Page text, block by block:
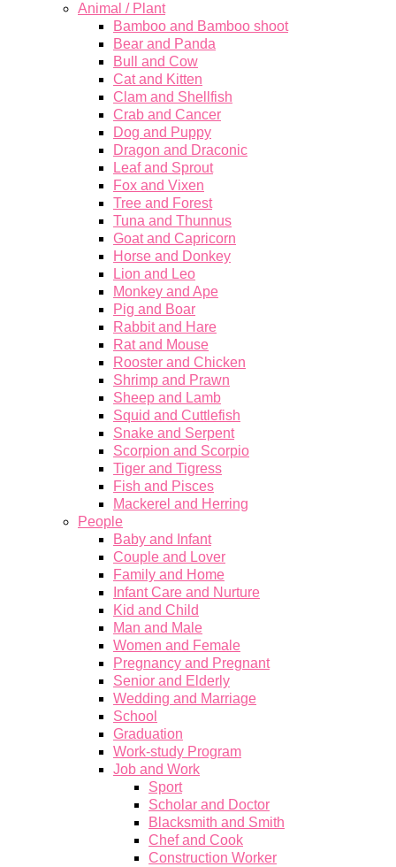
Animal / Plant
Bamboo and Bamboo shoot
Bear and Panda
Bull and Cow
Cat and Kitten
Clam and Shellfish
Crab and Cancer
Dog and Puppy
Dragon and Draconic
Leaf and Sprout
Fox and Vixen
Tree and Forest
Tuna and Thunnus
Goat and Capricorn
Horse and Donkey
Lion and Leo
Monkey and Ape
Pig and Boar
Rabbit and Hare
Rat and Mouse
Rooster and Chicken
Shrimp and Prawn
Sheep and Lamb
Squid and Cuttlefish
Snake and Serpent
Scorpion and Scorpio
Tiger and Tigress
Fish and Pisces
Mackerel and Herring
People
Baby and Infant
Couple and Lover
Family and Home
Infant Care and Nurture
Kid and Child
Man and Male
Women and Female
Pregnancy and Pregnant
Senior and Elderly
Wedding and Marriage
School
Graduation
Work-study Program
Job and Work
Sport
Scholar and Doctor
Blacksmith and Smith
Chef and Cook
Construction Worker